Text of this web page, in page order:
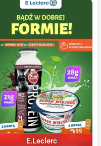
E.Leclerc